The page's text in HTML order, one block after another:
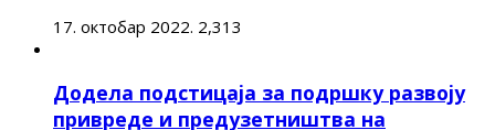
17. октобар 2022. 2,313
Додела подстицаја за подршку развоју
привреде и предузетништва на